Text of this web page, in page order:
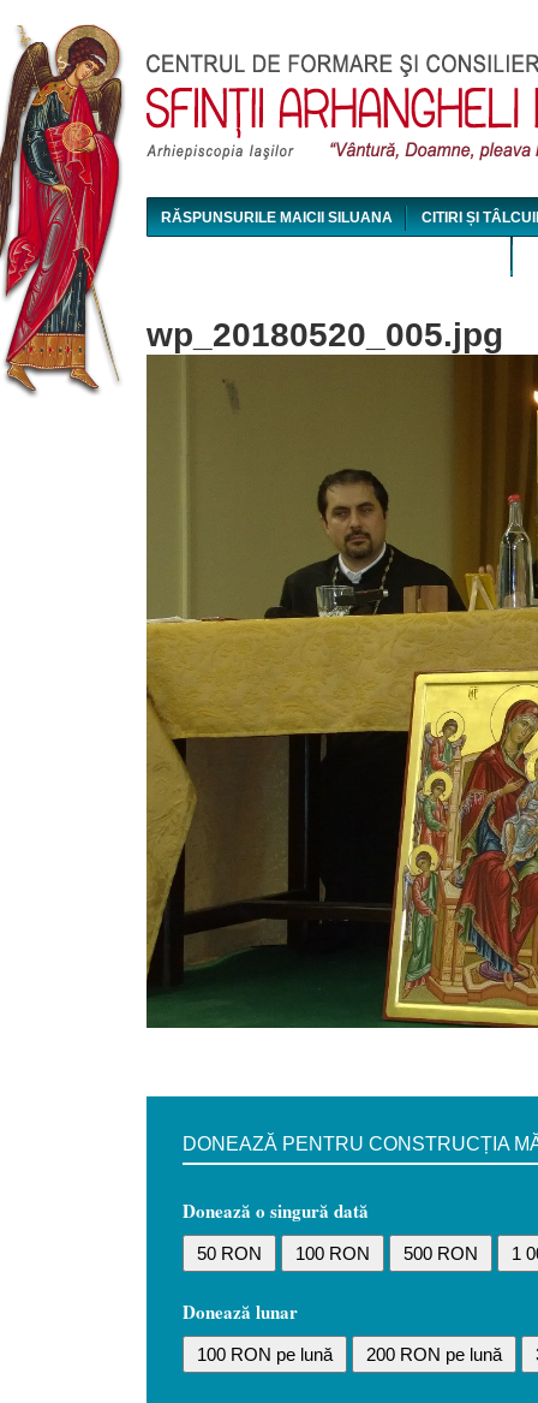
RĂSPUNSURILE MAICII SILUANA CITIRI ȘI
wp_20180520_005.jpg
DONEAZĂ PENTRU CONSTRUCȚIA
Donează o singură dată
50 RON 100 RON 500 RON 1
Donează lunar
100 RON pe lună 200 RON pe lună